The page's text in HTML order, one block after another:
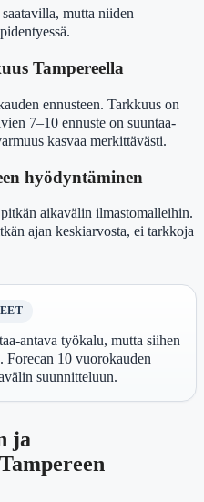
mutta niiden
Tampereella
ennusteen. Tarkkuus on
7–10 ennuste on suuntaa-
kasvaa merkittävästi.
hyödyntäminen
aikavälin ilmastomalleihin.
ajan keskiarvosta, ei tarkkoja
antava työkalu, mutta siihen
Forecan 10 vuorokauden
suunnitteluun.
ja